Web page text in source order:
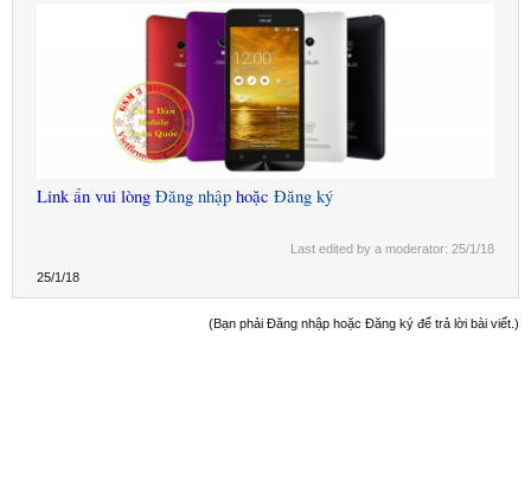
Link ẩn vui lòng Đăng nhập hoặc Đăng ký
Last edited by a moderator: 25/1/18
25/1/18
(Bạn phải Đăng nhập hoặc Đăng ký để trả lời bài viết.)